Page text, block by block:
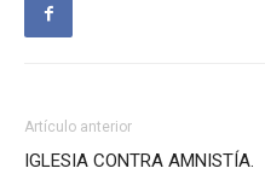
Artículo anterior
IGLESIA CONTRA AMNISTÍA.